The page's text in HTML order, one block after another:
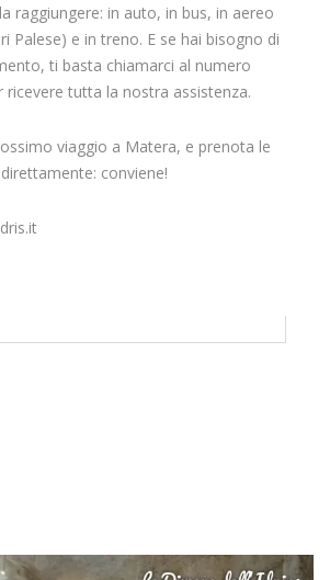
raggiungere: in auto, in bus, in aereo
Palese) e in treno. E se hai bisogno di
ti basta chiamarci al numero
ricevere tutta la nostra assistenza.
viaggio a Matera, e prenota le
conviene!